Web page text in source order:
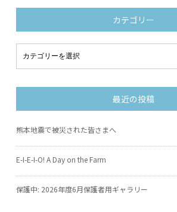
カテゴリー
最近の投稿
熊本地震で被災された皆さまへ
E-I-E-I-O! A Day on the Farm
保護中: 2026年度6月保護者用ギャラリー